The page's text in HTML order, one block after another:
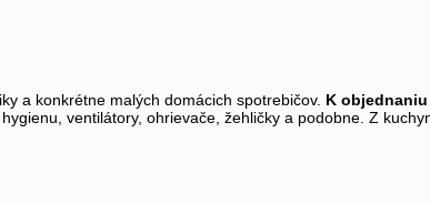
a konkrétne malých domácich spotrebičov. K
ventilátory, ohrievače, žehličky a podobne. Z